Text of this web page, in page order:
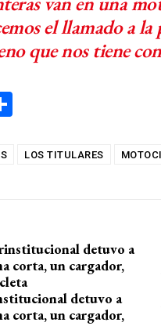
el llamado a
que nos tiene
m
LOS TITULARES
detuvo a
corta, un cargador,